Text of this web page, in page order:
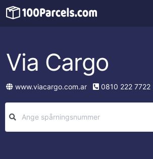
Via Cargo
www.viacargo.com.ar 0810 222 7722